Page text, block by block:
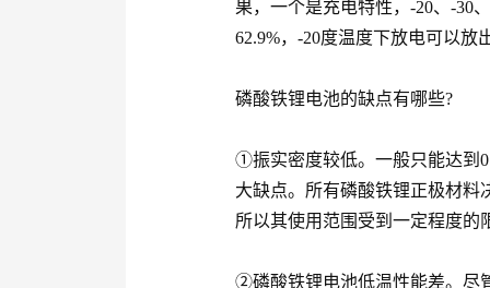
果，一个是充电特性，-20、-30
62.9%，-20度温度下放电可以放
磷酸铁锂电池的缺点有哪些?
①振实密度较低。一般只能达到
大缺点。所有磷酸铁锂正极材料
所以其使用范围受到一定程度的
②磷酸铁锂电池低温性能差。尽